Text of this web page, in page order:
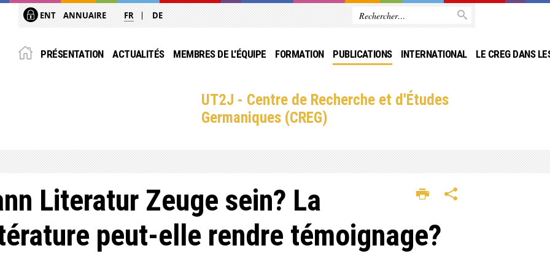
ENT ANNUAIRE FR DE
PRÉSENTATION ACTUALITÉS MEMBRES DE L'ÉQUIPE FORMATION PUBLICATIONS INTERNATIONAL LE CREG DANS
UT2J - Centre de Recherche et d'Études
Germaniques (CREG)
Literatur Zeuge sein? La
peut-elle rendre témoignage?